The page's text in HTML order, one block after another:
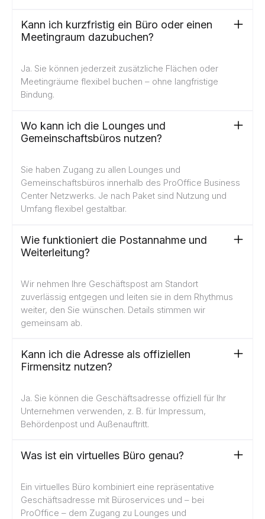
Kann ich kurzfristig ein Büro oder einen
Meetingraum dazubuchen?
Ja. Sie können jederzeit zusätzliche Flächen oder
Meetingräume flexibel buchen – ohne langfristige
Bindung.
Wo kann ich die Lounges und
Gemeinschaftsbüros nutzen?
Sie haben Zugang zu allen Lounges und
Gemeinschaftsbüros innerhalb des ProOffice Business
Center Netzwerks. Je nach Paket sind Nutzung und
Umfang flexibel gestaltbar.
Wie funktioniert die Postannahme und
Weiterleitung?
Wir nehmen Ihre Geschäftspost am Standort
zuverlässig entgegen und leiten sie in dem Rhythmus
weiter, den Sie wünschen. Details stimmen wir
gemeinsam ab.
Kann ich die Adresse als offiziellen
Firmensitz nutzen?
Ja. Sie können die Geschäftsadresse offiziell für Ihr
Unternehmen verwenden, z. B. für Impressum,
Behördenpost und Außenauftritt.
Was ist ein virtuelles Büro genau?
Ein virtuelles Büro kombiniert eine repräsentative
Geschäftsadresse mit Büroservices und – bei
ProOffice – dem Zugang zu Lounges und